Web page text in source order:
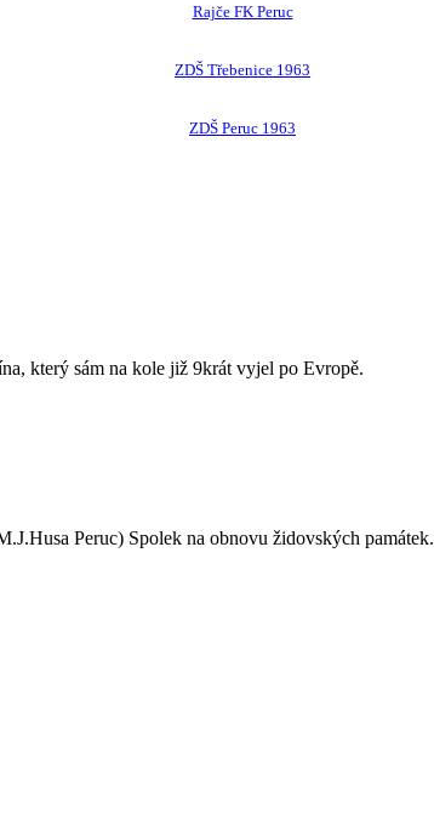
Rajče FK Peruc
ZDŠ Třebenice 1963
ZDŠ Peruc 1963
který sám na kole již 9krát vyjel po Evropě.
Peruc) Spolek na obnovu židovských památek.